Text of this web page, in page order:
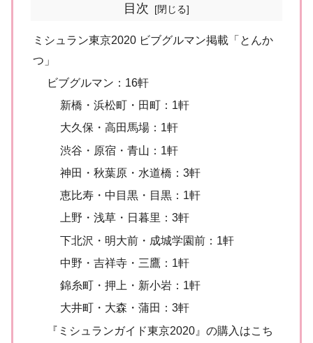
目次
ミシュラン東京2020 ビブグルマン掲載「とんか
つ」
ビブグルマン：16軒
新橋・浜松町・田町：1軒
大久保・高田馬場：1軒
渋谷・原宿・青山：1軒
神田・秋葉原・水道橋：3軒
恵比寿・中目黒・目黒：1軒
上野・浅草・日暮里：3軒
下北沢・明大前・成城学園前：1軒
中野・吉祥寺・三鷹：1軒
錦糸町・押上・新小岩：1軒
大井町・大森・蒲田：3軒
『ミシュランガイド東京2020』の購入はこち